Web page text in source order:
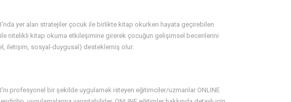
yer alan stratejiler çocuk ile birlikte kitap okurken hayata geçirebilen
nitelikli kitap okuma etkileşimine girerek çocuğun gelişimsel becerilerini
iletişim, sosyal-duygusal) desteklemiş olur.
profesyonel bir şekilde uygulamak isteyen eğitimciler/uzmanlar ONLINE